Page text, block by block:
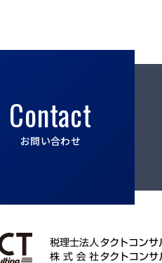
Contact
お問い合わせ